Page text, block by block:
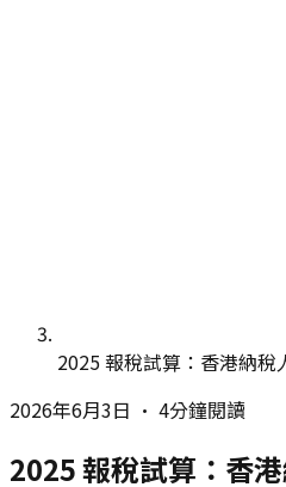
2025 報稅試算：香港納稅
2026年6月3日 • 4分鐘閱讀
2025 報稅試算：香